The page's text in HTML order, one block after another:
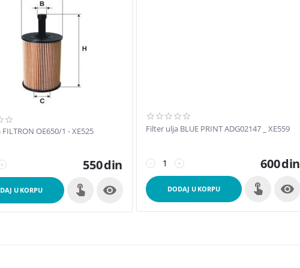
OE650/1 - XE525
+ 550din
U KORPU 
Filter ulja BLUE PRINT ADG02147 _ XE559
+
− 600din
DODAJ U KORPU 